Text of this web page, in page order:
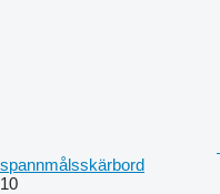
spannmålsskärbord
10